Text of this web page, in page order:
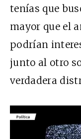
tenías que
mayor que el
podrían
junto al otro
verdadera